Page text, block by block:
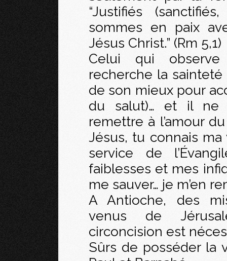
“Justifiés
sommes en paix
Jésus Christ.” (Rm 5,1)
Celui qui
recherche la sainteté
de son mieux pour
du salut)… et il ne
remettre à l’amour
Jésus, tu connais ma
service de
faiblesses et mes
me sauver… je m’en
A Antioche, des
venus de
circoncision est
Sûrs de posséder la